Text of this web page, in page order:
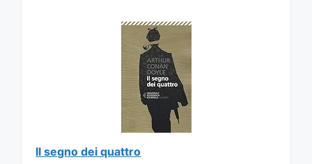
Il segno dei quattro